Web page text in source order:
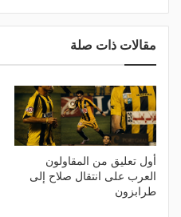
مقالات ذات صلة
أول تعليق من المقاولون
العرب على انتقال صلاح إلى
طرابزون